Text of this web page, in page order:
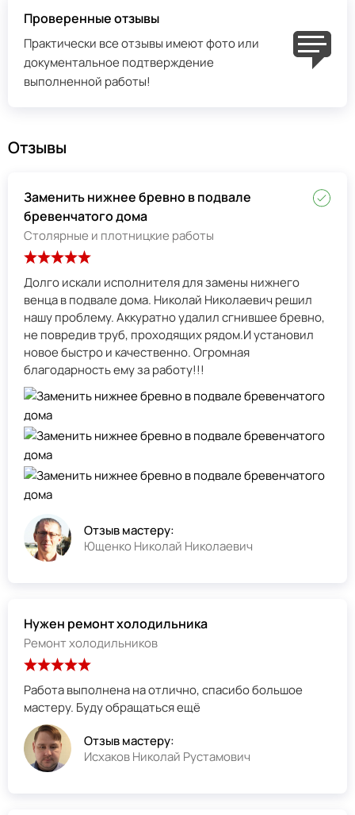
Проверенные отзывы
Практически все отзывы имеют фото или
документальное подтверждение
выполненной работы!
Отзывы
Заменить нижнее бревно в подвале
бревенчатого дома
Столярные и плотницкие работы
Долго искали исполнителя для замены нижнего
венца в подвале дома. Николай Николаевич решил
нашу проблему. Аккуратно удалил сгнившее бревно,
не повредив труб, проходящих рядом.И установил
новое быстро и качественно. Огромная
благодарность ему за работу!!!
Отзыв мастеру:
Ющенко Николай Николаевич
Нужен ремонт холодильника
Ремонт холодильников
Работа выполнена на отлично, спасибо большое
мастеру. Буду обращаться ещё
Отзыв мастеру:
Исхаков Николай Рустамович